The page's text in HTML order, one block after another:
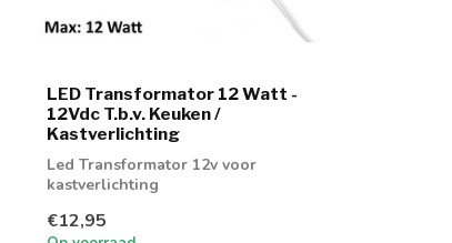
LED Transformator 12 Watt -
12Vdc T.b.v. Keuken /
Kastverlichting
Led Transformator 12v voor
kastverlichting
€12,95